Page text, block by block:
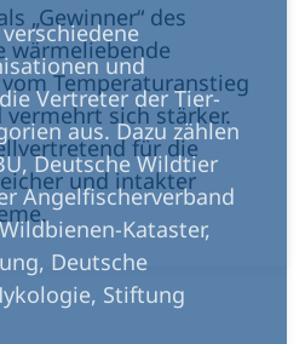
„Gewinner“ des
wärmeliebende
Temperaturanstieg
vermehrt sich stärker.
für die
und intakter
verschiedene
und
Vertreter der Tier-
aus. Dazu zählen
Deutsche Wildtier
Angelfischerverband
Kataster,
Deutsche
Stiftung